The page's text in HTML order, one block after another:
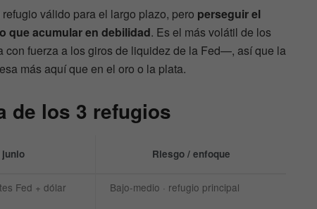
válido para el largo plazo, pero perseguir el
que acumular en debilidad. Es el más volátil de los
fuerza a los giros de liquidez de la Fed—, así que la
más aquí que en el oro o la plata.
de los 3 refugios
Riesgo / enfoque
Fed + dólar
Bajo-medio · refugio principal